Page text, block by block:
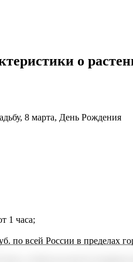
о
8 марта, День Рождения
1 часа;
по всей России в пределах